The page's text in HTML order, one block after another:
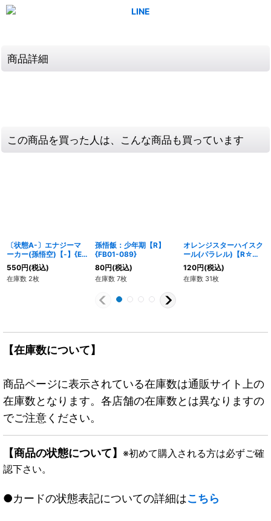
商品詳細
この商品を買った人は、こんな商品も買っています
〔状態A-〕エナジーマ
ーカー(孫悟空)【-】{E-
19}
550円(税込)
在庫数 2枚
孫悟飯：少年期【R】
{FB01-089}
80円(税込)
在庫数 7枚
オレンジスターハイスク
ール(パラレル)【R☆】
{FB03-050}
120円(税込)
在庫数 31枚
【在庫数について】
商品ページに表示されている在庫数は通販サイト上の
在庫数となります。各店舗の在庫数とは異なりますの
でご注意ください。
【商品の状態について】 ※初めて購入される方は必ずご確
認下さい。
●カードの状態表記についての詳細はこちら